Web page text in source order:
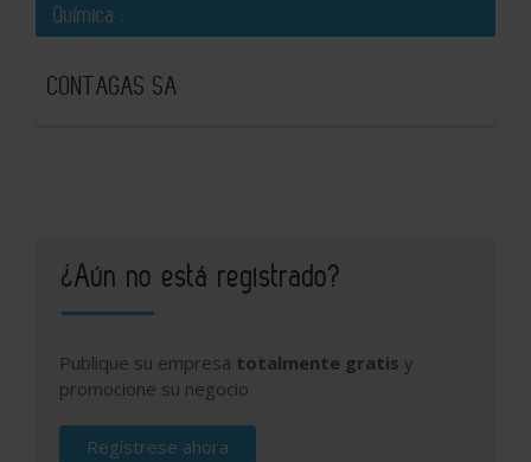
Química :
CONTAGAS SA
¿Aún no está registrado?
Publique su empresa totalmente gratis y
promocione su negocio
Regístrese ahora